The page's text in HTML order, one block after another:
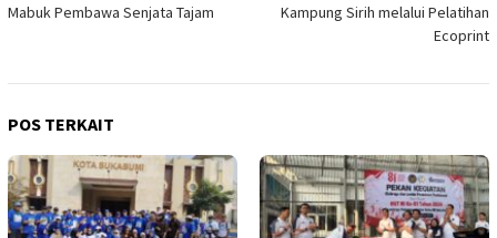
Mabuk Pembawa Senjata Tajam
Kampung Sirih melalui Pelatihan
Ecoprint
POS TERKAIT